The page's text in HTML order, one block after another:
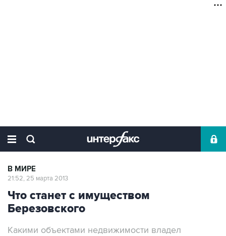
В МИРЕ
21:52, 25 марта 2013
Что станет с имуществом
Березовского
Какими объектами недвижимости владел